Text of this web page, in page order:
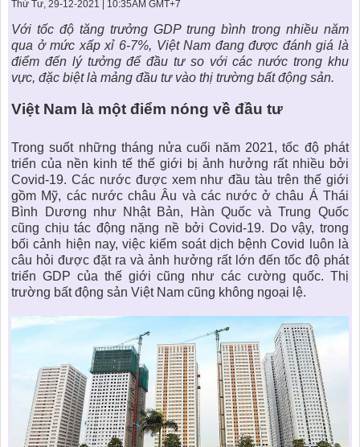
THÀNH ĐÔNG VỚI XÃ HÔI
BẮC
THƯ VIỆN PHÁP LUẬT
LIÊN HỆ & GIẢI ĐÁP
KIẾN TRÚC & PHONG THUỶ
TIN TỨC CÔNG TY
TIN TỨC TỔNG HỢP
Thứ Tư, 29-12-2021 | 10:35AM GMT+7
Với tốc độ tăng trưởng GDP trung bình trong nhiều năm
qua ở mức xấp xỉ 6-7%, Việt Nam đang được đánh giá là
điểm đến lý tưởng để đầu tư so với các nước trong khu
vực, đặc biệt là mảng đầu tư vàothị trường bất động sản.
Việt Nam là một điểm nóng về đầu tư
Trong suốt những tháng nửa cuối năm 2021, tốc độ phát
triển của nền kinh tế thế giới bị ảnh hưởng rất nhiều bởi
Covid-19. Các nước được xem như đầu tàu trên thế giới
gồm Mỹ, các nước châu Âu và các nước ở châu Á Thái
Bình Dương như Nhật Bản, Hàn Quốc và Trung Quốc
cũng chịu tác động nặng nề bởi Covid-19. Do vậy, trong
bối cảnh hiện nay, việc kiểm soát dịch bệnh Covid luôn là
câu hỏi được đặt ra và ảnh hưởng rất lớn đến tốc độ phát
triển GDP của thế giới cũng như các cường quốc. Thị
trường bất động sản Việt Nam cũng không ngoại lệ.